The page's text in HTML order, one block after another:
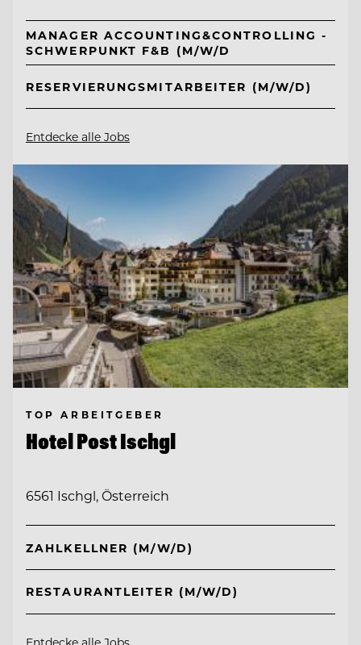
MANAGER ACCOUNTING&CONTROLLING -
SCHWERPUNKT F&B (M/W/D
RESERVIERUNGSMITARBEITER (M/W/D)
Entdecke alle Jobs
TOP ARBEITGEBER
Hotel Post Ischgl
6561 Ischgl, Österreich
ZAHLKELLNER (M/W/D)
RESTAURANTLEITER (M/W/D)
Entdecke alle Jobs